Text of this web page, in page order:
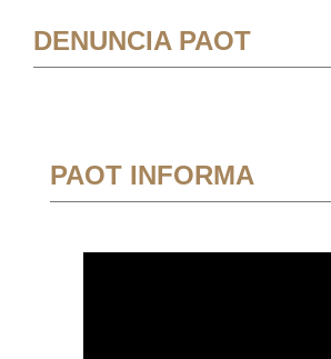
DENUNCIA PAOT
PAOT INFORMA